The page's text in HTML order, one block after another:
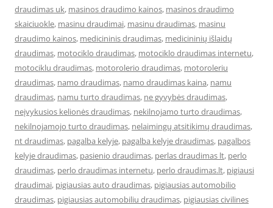
draudimas uk, masinos draudimo kainos, masinos draudimo
skaiciuokle, masinu draudimai, masinu draudimas, masinu
draudimo kainos, medicininis draudimas, medicininių išlaidų
draudimas, motociklo draudimas, motociklo draudimas internetu,
motociklu draudimas, motorolerio draudimas, motoroleriu
draudimas, namo draudimas, namo draudimas kaina, namu
draudimas, namu turto draudimas, ne gyvybės draudimas,
neįvykusios kelionės draudimas, nekilnojamo turto draudimas,
nekilnojamojo turto draudimas, nelaimingų atsitikimų draudimas,
nt draudimas, pagalba kelyje, pagalba kelyje draudimas, pagalbos
kelyje draudimas, pasienio draudimas, perlas draudimas lt, perlo
draudimas, perlo draudimas internetu, perlo draudimas.lt, pigiausi
draudimai, pigiausias auto draudimas, pigiausias automobilio
draudimas, pigiausias automobiliu draudimas, pigiausias civilines